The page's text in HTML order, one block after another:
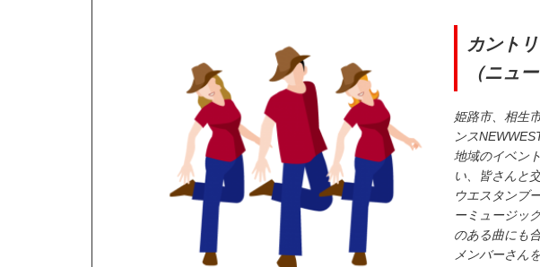
カント
（ニュ
姫路市、相生
ンス
地域のイベン
い、皆さんと
ウエスタンブ
ーミュージッ
のある曲にも
メンバーさん